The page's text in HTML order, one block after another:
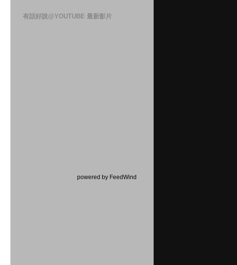
有話好說@YOUTUBE 最新影片
powered by FeedWind